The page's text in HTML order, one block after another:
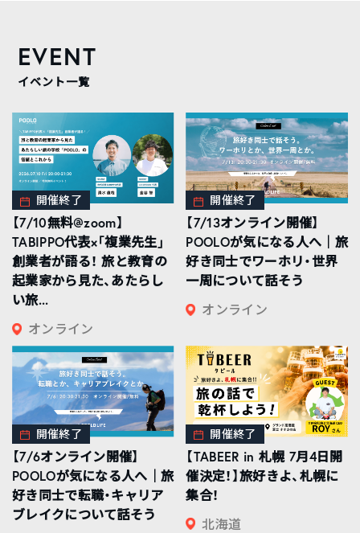
EVENT
イベント一覧
開催終了
【7/10無料@zoom】
TABIPPO代表×「複業先生」
創業者が語る！ 旅と教育の
起業家から見た、あたらし
い旅...
オンライン
開催終了
【7/13オンライン開催】
POOLOが気になる人へ｜旅
好き同士でワーホリ・世界
一周について話そう
オンライン
開催終了
【7/6オンライン開催】
POOLOが気になる人へ｜旅
好き同士で転職・キャリア
ブレイクについて話そう
開催終了
【TABEER in 札幌 7月4日開
催決定！】旅好きよ、札幌に
集合！
北海道